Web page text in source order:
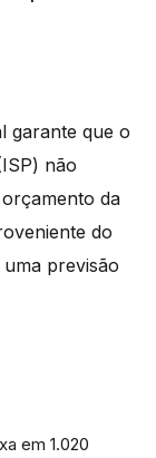
garante que o
não
da
do
previsão
em 1.020